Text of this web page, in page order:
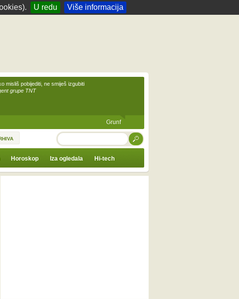
U redu Više informacija
misliš pobijediti, ne smiješ izgubiti
grupe TNT
Grunf
TRAŽI
Horoskop Iza ogledala Hi-tech